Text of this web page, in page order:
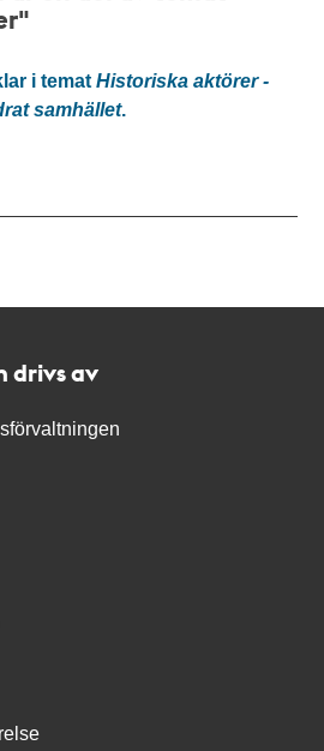
i tematHistoriska aktörer -
samhället.
drivs av